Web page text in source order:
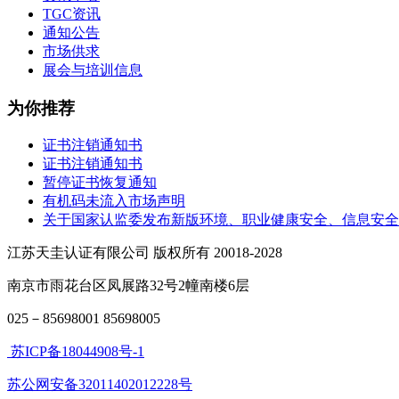
TGC资讯
通知公告
市场供求
展会与培训信息
为你推荐
证书注销通知书
证书注销通知书
暂停证书恢复通知
有机码未流入市场声明
关于国家认监委发布新版环境、职业健康安全、信息安
江苏天圭认证有限公司 版权所有 20018-2028
南京市雨花台区凤展路32号2幢南楼6层
025－85698001 85698005
苏ICP备18044908号-1
苏公网安备32011402012228号